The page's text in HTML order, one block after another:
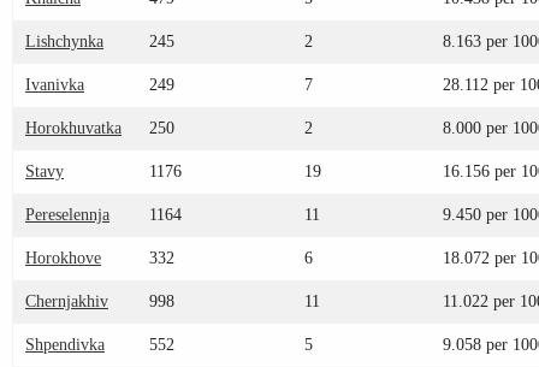
Lishchynka 245 2 8.163 per
Ivanivka 249 7 28.112 per
Horokhuvatka 250 2 8.000 per
Stavy 1176 19 16.156 per
Pereselennja 1164 11 9.450 per
Horokhove 332 6 18.072 per
Chernjakhiv 998 11 11.022 per
Shpendivka 552 5 9.058 per